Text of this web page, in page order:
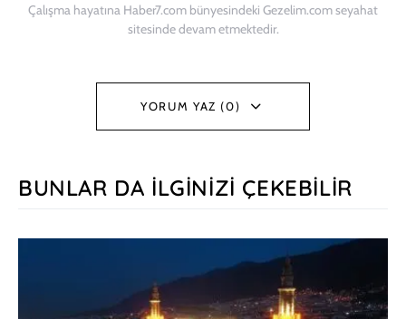
Çalışma hayatına Haber7.com bünyesindeki Gezelim.com seyahat
sitesinde devam etmektedir.
YORUM YAZ (0)
BUNLAR DA İLGINIZI ÇEKEBILIR